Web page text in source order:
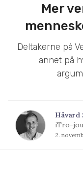
Mer
Deltakerne på
annet på
Håvard
iTro-
2.